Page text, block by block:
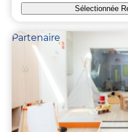
Sélectionnée
Partenaire